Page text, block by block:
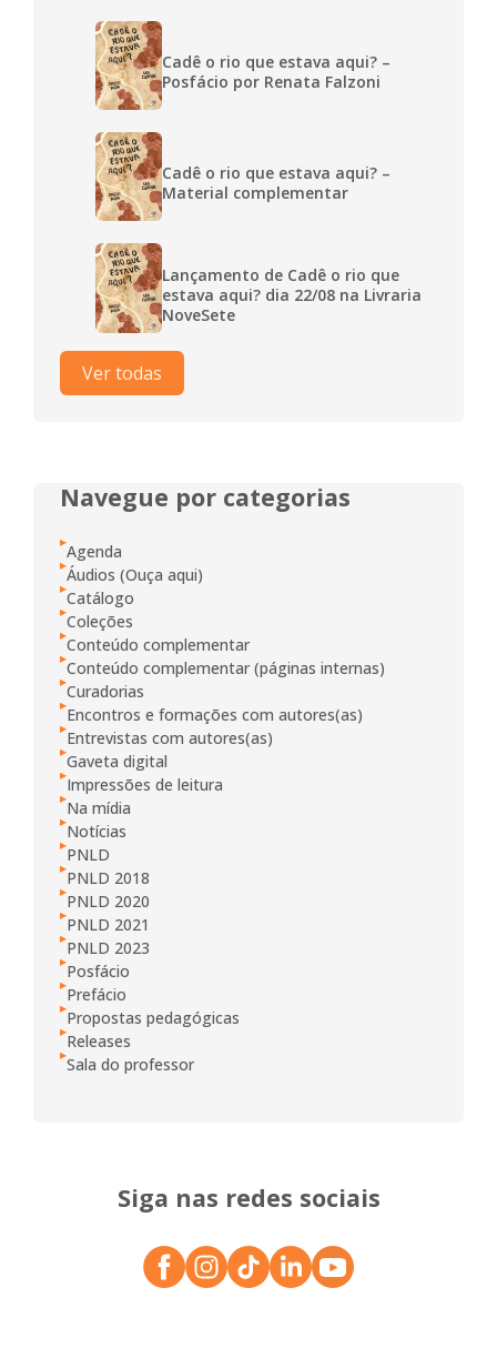
Cadê o rio que estava aqui? –
Posfácio por Renata Falzoni
Cadê o rio que estava aqui? –
Material complementar
Lançamento de Cadê o rio que
estava aqui? dia 22/08 na Livraria
NoveSete
Ver todas
Navegue por categorias
Agenda
Áudios (Ouça aqui)
Catálogo
Coleções
Conteúdo complementar
Conteúdo complementar (páginas internas)
Curadorias
Encontros e formações com autores(as)
Entrevistas com autores(as)
Gaveta digital
Impressões de leitura
Na mídia
Notícias
PNLD
PNLD 2018
PNLD 2020
PNLD 2021
PNLD 2023
Posfácio
Prefácio
Propostas pedagógicas
Releases
Sala do professor
Siga nas redes sociais